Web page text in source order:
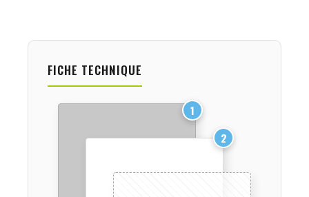
FICHE TECHNIQUE
1
2